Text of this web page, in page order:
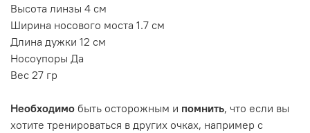
Высота линзы 4 см
Ширина носового моста 1.7 см
Длина дужки 12 см
Носоупоры Да
Вес 27 гр
Необходимо быть осторожным и помнить, что если вы
хотите тренироваться в других очках, например с